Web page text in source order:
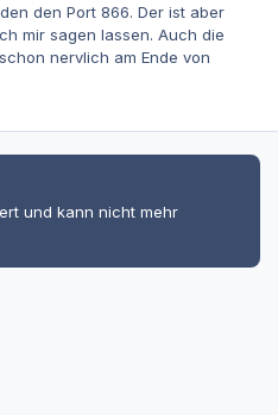
den Port 866. Der ist aber
mir sagen lassen. Auch die
nervlich am Ende von
und kann nicht mehr